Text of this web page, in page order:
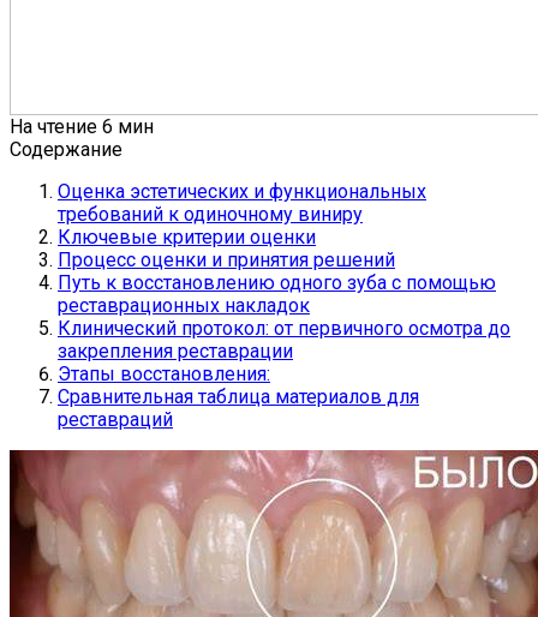
На чтение 6 мин
Содержание
Оценка эстетических и функциональных
требований к одиночному виниру
Ключевые критерии оценки
Процесс оценки и принятия решений
Путь к восстановлению одного зуба с помощью
реставрационных накладок
Клинический протокол: от первичного осмотра до
закрепления реставрации
Этапы восстановления:
Сравнительная таблица материалов для
реставраций